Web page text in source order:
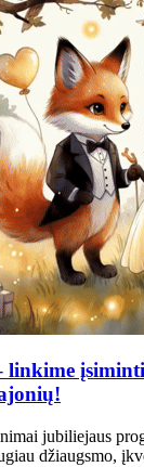
jubiliejaus
džiaugsmo,